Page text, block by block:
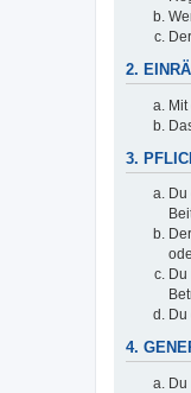
2.
3.
4.
Du